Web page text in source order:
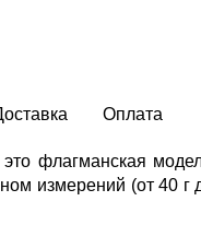
это флагманская
измерений (от 40 г
Оплата